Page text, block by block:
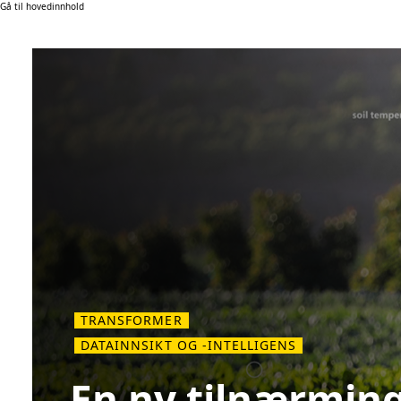
Gå til hovedinnhold
TRANSFORMER
DATAINNSIKT OG -INTELLIGENS